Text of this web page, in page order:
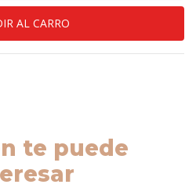
te puede